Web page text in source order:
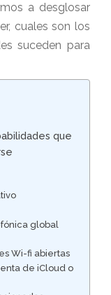
a desglosar
cuales son los
suceden para
que
global
Wi-fi abiertas
de iCloud o